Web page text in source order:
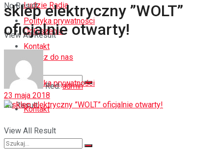
Polityka prywatności
Kontakt
No Result
View All Result
Ludzie Radia
Ogłoszenia
Dołącz do nas
Polityka prywatności
Kontakt
No Result
View All Result
sklep elektryczny ”WOLT”
oficjalnie otwarty!
Red. admin
23 maja 2018